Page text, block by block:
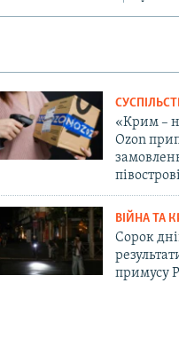
«Крим –
Ozon
півострові
ВІЙНА ТА
Сорок
примусу